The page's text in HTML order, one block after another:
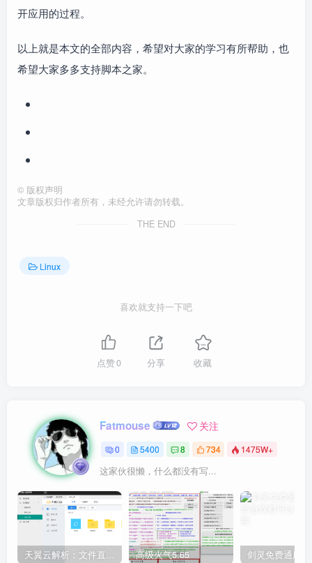
开应用的过程。
以上就是本文的全部内容，希望对大家的学习有所帮助，也
希望大家多多支持脚本之家。
© 版权声明
文章版权归作者所有，未经允许请勿转载。
THE END
Linux
喜欢就支持一下吧
点赞0 分享 收藏
Fatmouse 关注
0 5400 8 734 1475W+
这家伙很懒，什么都没有写...
天翼云解析：文件直链获取源码 高级火气5.65